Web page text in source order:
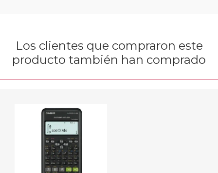
Los clientes que compraron este
producto también han comprado